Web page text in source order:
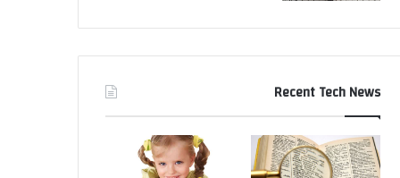
Recent Tech News